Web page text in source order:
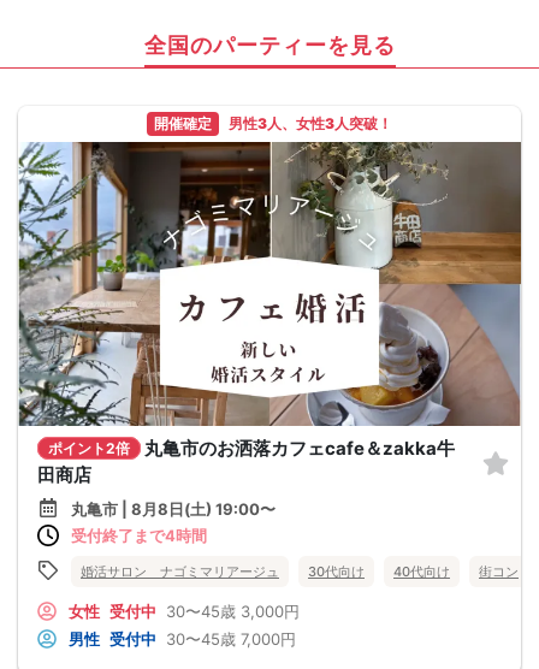
全国のパーティーを見る
開催確定 男性3人、女性3人突破！
ポイント2倍
丸亀市のお洒落カフェcafe＆zakka牛
田商店
丸亀市 | 8月8日(土) 19:00〜
受付終了まで4時間
婚活サロン ナゴミマリアージュ 30代向け 40代向け 街コン
女性 受付中 30〜45歳 3,000円
男性 受付中 30〜45歳 7,000円